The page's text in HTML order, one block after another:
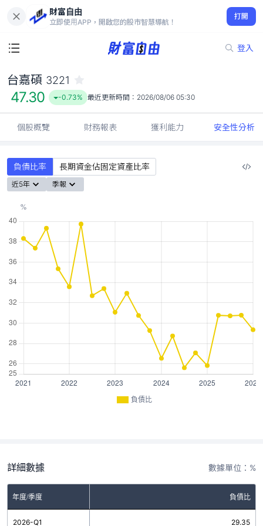
財富自由
立即使用APP，開啟您的股市智慧導航！
打開
登入
47.30
-0.73%
台嘉碩 3221
47.30 -0.73% 最近更新時間： 2026/08/06 05:30
個股概覽 財務報表 獲利能力 安全性分析
負債比率 長期資金佔固定資產比率
近5年 季報
負債比
詳細數據 數據單位：%
年度/季度 負債比
2026-Q1 29.35